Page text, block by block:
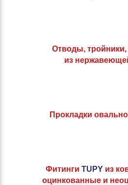
Отводы,
из
Прокладки
Фитинги TUPYиз
оцинкованные и